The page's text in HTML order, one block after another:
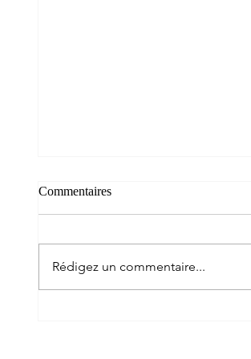
Commentaires
Rédigez un commentaire...